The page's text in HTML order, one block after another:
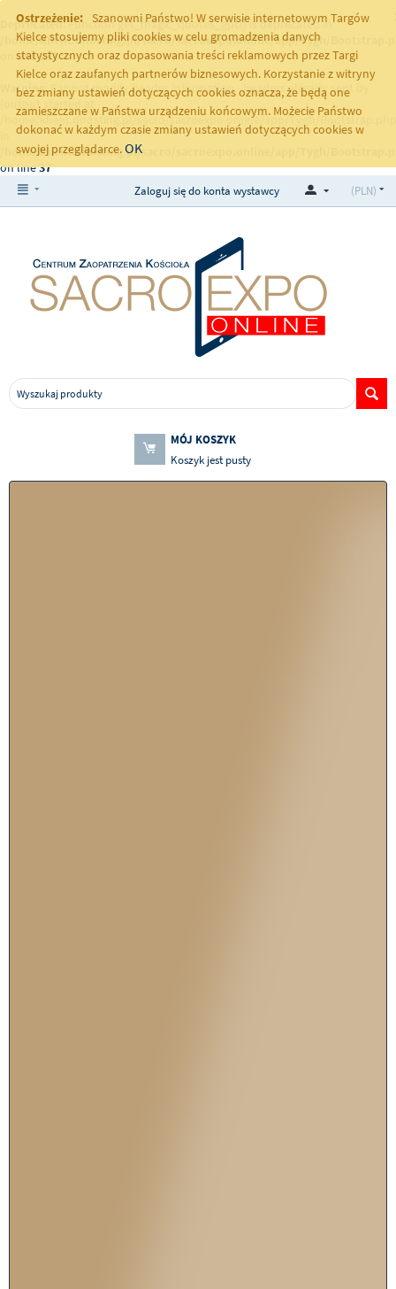
Deprecated: Function get_magic_quotes_gpc() is deprecated in
/home/klient.dhosting.pl/sacro/sacroexpo.online/app/Tygh/
on line251
Warning: Cannot modify header information - headers already sent by
(output started at
/home/klient.dhosting.pl/sacro/sacroexpo.online/app/Tygh/
/home/klient.dhosting.pl/sacro/sacroexpo.online/app/Tygh/
on line37
Ostrzeżenie:
Szanowni Państwo! W serwisie internetowym Targów
Kielce stosujemy pliki cookies w celu gromadzenia danych
statystycznych oraz dopasowania treści reklamowych przez Targi
Kielce oraz zaufanych partnerów biznesowych. Korzystanie z witryny
bez zmiany ustawień dotyczących cookies oznacza, że będą one
zamieszczane w Państwa urządzeniu końcowym. Możecie Państwo
dokonać w każdym czasie zmiany ustawień dotyczących cookies w
swojej przeglądarce.OK
(PLN)
Zaloguj się do konta wystawcy
MÓJ KOSZYK
Koszyk jest pusty